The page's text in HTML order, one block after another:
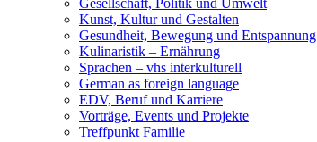
Gesellschaft, Politik und Umwelt
Kunst, Kultur und Gestalten
Gesundheit, Bewegung und Entspannung
Kulinaristik – Ernährung
Sprachen – vhs interkulturell
German as foreign language
EDV, Beruf und Karriere
Vorträge, Events und Projekte
Treffpunkt Familie